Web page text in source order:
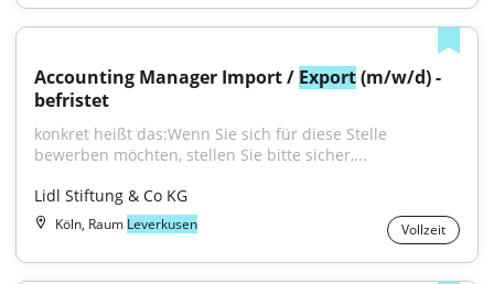
Accounting Manager Import / Export (m/w/d) -
befristet
konkret heißt das:Wenn Sie sich für diese Stelle
bewerben möchten, stellen Sie bitte sicher,...
Lidl Stiftung & Co KG
Köln, Raum Leverkusen Vollzeit